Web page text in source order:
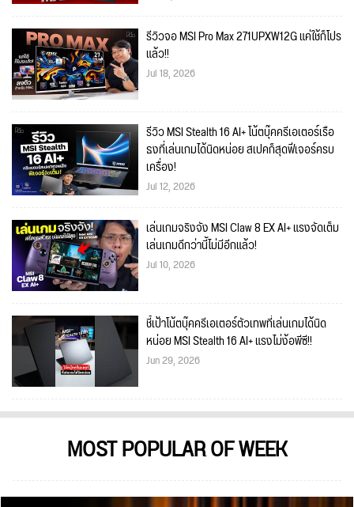
รีวิวจอ MSI Pro Max 271UPXW12G แค่ใช้ก็โปร
แล้ว!!
Jul 18, 2026
รีวิว MSI Stealth 16 AI+ โน้ตบุ๊คครีเอเตอร์เรือ
ธงที่เล่นเกมได้นิดหน่อย สเปคก็สุดฟีเจอร์ครบ
เครื่อง!
Jul 12, 2026
เล่นเกมจริงจัง MSI Claw 8 EX AI+ แรงจัดเต็ม
เล่นเกมดีกว่านี้ไม่มีอีกแล้ว!
Jul 10, 2026
ชี้เป้าโน้ตบุ๊คครีเอเตอร์ตัวเทพที่เล่นเกมได้นิด
หน่อย MSI Stealth 16 AI+ แรงไม่ง้อพีซี!!
Jun 29, 2026
MOST POPULAR OF WEEK